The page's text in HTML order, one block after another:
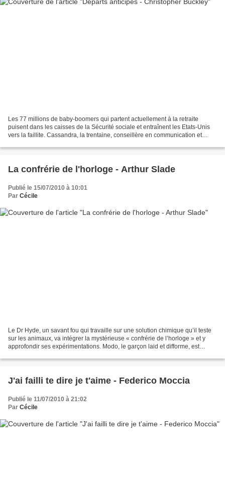
Les 77 millions de baby-boomers qui partent actuellement à la retraite
puisent dans les caisses de la Sécurité sociale et entraînent les Etats-Unis
vers la faillite. Cassandra, la trentaine, conseillère en communication et
La confrérie de l'horloge - Arthur Slade
Publié le 15/07/2010 à 10:01
Par Cécile
Le Dr Hyde, un savant fou qui travaille sur une solution chimique qu’il teste
sur les animaux, va intégrer la mystérieuse « confrérie de l’horloge » et y
approfondir ses expérimentations. Modo, le garçon laid et difforme, est
J'ai failli te dire je t'aime - Federico Moccia
Publié le 11/07/2010 à 21:02
Par Cécile